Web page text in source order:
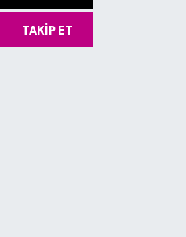
TAKIP ET